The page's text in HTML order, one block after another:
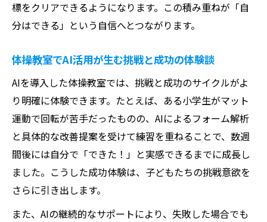
標をクリアできるようになります。この積み重ねが「自
分はできる」という自信へとつながります。
体操教室でAI活用が生む挑戦と成功の体験談
AIを導入した体操教室では、挑戦と成功のサイクルがよ
り明確に体験できます。たとえば、ある小学生がマット
運動で回転が苦手だったものの、AIによるフォーム解析
と具体的な改善提案を受けて練習を重ねることで、数週
間後には自分で「できた！」と実感できるまでに成長し
ました。こうした成功体験は、子どもたちの挑戦意欲を
さらに引き出します。
また、AIの継続的なサポートにより、失敗した場合でも